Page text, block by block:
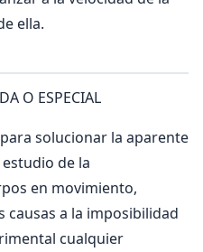
ella.
O ESPECIAL
solucionar la aparente
de la
en movimiento,
causas a la imposibilidad
cualquier